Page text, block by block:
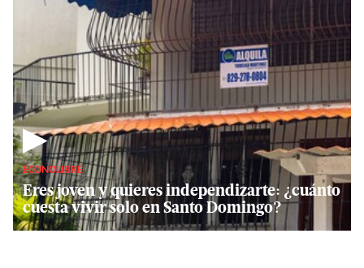
▶
ECONOLIBRE
Eres joven y quieres independizarte: ¿cuánto
cuesta vivir solo en Santo Domingo?